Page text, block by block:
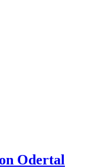
Odertal